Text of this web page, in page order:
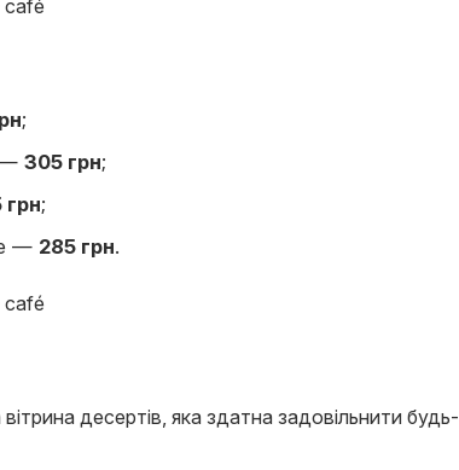
;
— 305 грн;
грн;
— 285 грн.
десертів, яка здатна задовільнити будь-